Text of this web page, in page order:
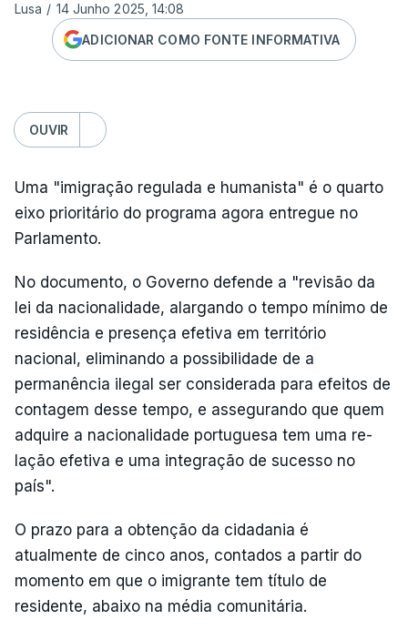
Lusa / 14 Junho 2025, 14:08
ADICIONAR COMO FONTE INFORMATIVA
OUVIR
Uma "imigração regulada e humanista" é o quarto
eixo prioritário do programa agora entregue no
Parlamento.
No documento, o Governo defende a "revisão da
lei da nacionalidade, alargando o tempo mínimo de
residência e presença efetiva em território
nacional, eliminando a possibilidade de a
permanência ilegal ser considerada para efeitos de
contagem desse tempo, e assegurando que quem
adquire a nacionalidade portuguesa tem uma re­
lação efetiva e uma integração de sucesso no
país".
O prazo para a obtenção da cidadania é
atualmente de cinco anos, contados a partir do
momento em que o imigrante tem título de
residente, abaixo na média comunitária.